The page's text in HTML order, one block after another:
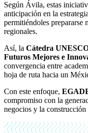
Según Ávila, estas
anticipación en la
permitiéndoles prepararse
regionales.
Así, la Cátedra
Futuros Mejores e
convergencia entre
hoja de ruta hacia un
Con este enfoque,
compromiso con la
negocios y la construcción